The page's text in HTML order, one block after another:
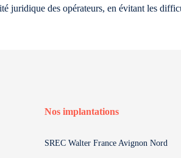
juridique des opérateurs, en évitant les
Nos implantations
SREC Walter France Avignon Nord